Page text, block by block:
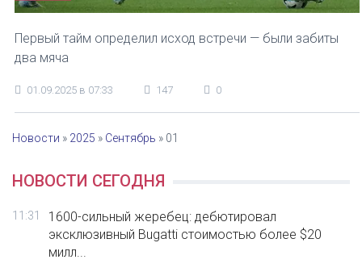
Первый тайм определил исход встречи — были забиты
два мяча
01.09.2025 в 07:33 147 0
Новости » 2025 » Сентябрь » 01
НОВОСТИ СЕГОДНЯ
11:31
1600-сильный жеребец: дебютировал
эксклюзивный Bugatti стоимостью более $20
милл...